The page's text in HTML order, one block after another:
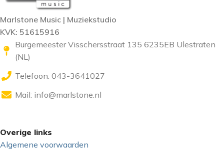
Marlstone Music | Muziekstudio
KVK: 51615916
Burgemeester Visschersstraat 135 6235EB Ulestraten
(NL)
Telefoon: 043-3641027
Mail: info@marlstone.nl
Overige links
Algemene voorwaarden